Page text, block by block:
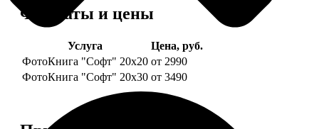
Форматы и цены
Услуга
Цена, руб.
ФотоКнига "Софт" 20х20 от 2990
ФотоКнига "Софт" 20х30 от 3490